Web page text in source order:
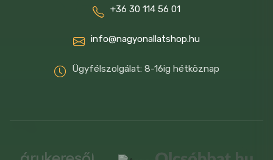
+36 30 114 56 01
info@nagyonallatshop.hu
Ügyfélszolgálat: 8-16ig hétköznap